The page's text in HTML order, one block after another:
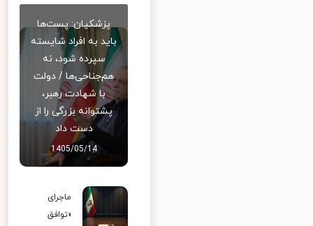
پزشکیان: پست‌ها
باید به افراد شایسته
سپرده شود، نه
هم‌جناحی‌ها / دولت
با شهادت رهبر،
پشتوانه بزرگی را از
دست داد
1405/05/14
ماجرای
«توافق